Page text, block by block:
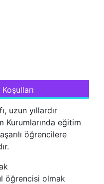
uzun yıllardır
Kurumlarında eğitim
öğrencilere
öğrencisi olmak